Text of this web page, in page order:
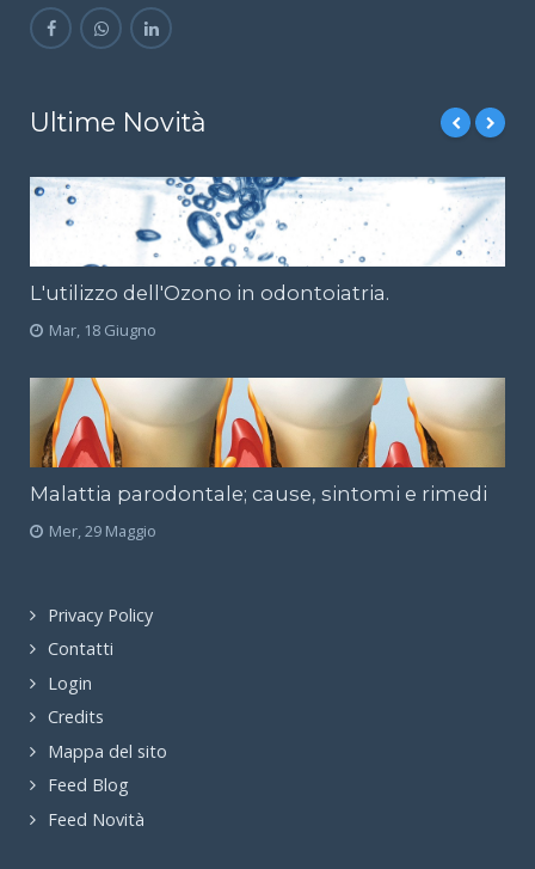
Ultime Novità
L'utilizzo dell'Ozono in odontoiatria.
Mar, 18 Giugno
Malattia parodontale; cause, sintomi e rimedi
Mer, 29 Maggio
Privacy Policy
Contatti
Login
Credits
Mappa del sito
Feed Blog
Feed Novità